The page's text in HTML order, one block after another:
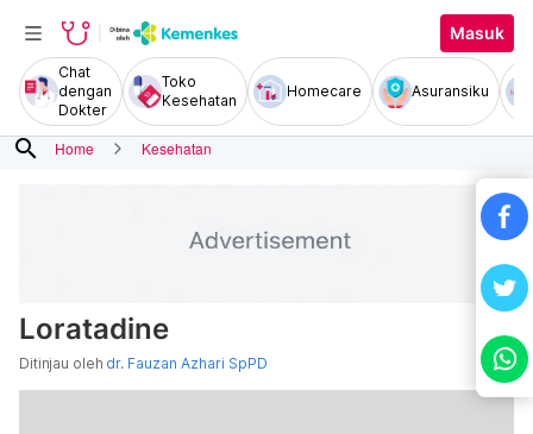
Masuk
Chat
dengan
Dokter
Toko
Kesehatan
Homecare Asuransiku
search Home Kesehatan
Loratadine
Ditinjau oleh dr. Fauzan Azhari SpPD